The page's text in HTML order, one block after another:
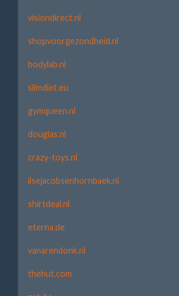
visiondirect.nl
shopvoorgezondheid.nl
bodylab.nl
slimdiet.eu
gymqueen.nl
douglas.nl
crazy-toys.nl
ilsejacobsenhornbaek.nl
shirtdeal.nl
eterna.de
vanarendonk.nl
thehut.com